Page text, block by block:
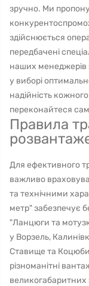
зручно. Ми
здійснюється
передбачені
наших менеджерів
у виборі
надійність
переконайтеся
Правила
Для ефективного
важливо
та технічними
метр" забезпечує
"Ланцюги та
у Ворзель,
Ставище та
різноманітні
великогабаритних